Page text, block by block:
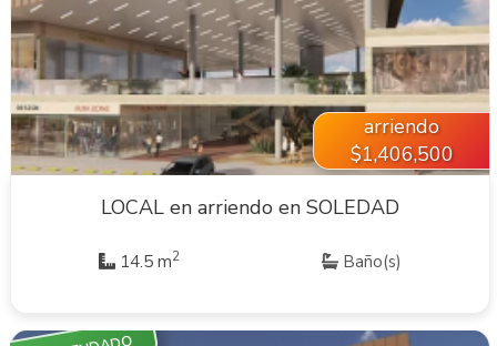
VER INMUEBLE
arriendo
$1,406,500
LOCAL en arriendo en SOLEDAD
14.5 m2 Baño(s)